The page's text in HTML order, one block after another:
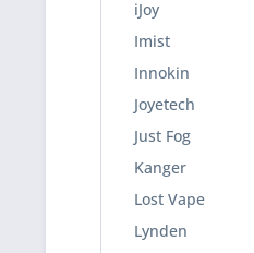
iJoy
Imist
Innokin
Joyetech
Just Fog
Kanger
Lost Vape
Lynden